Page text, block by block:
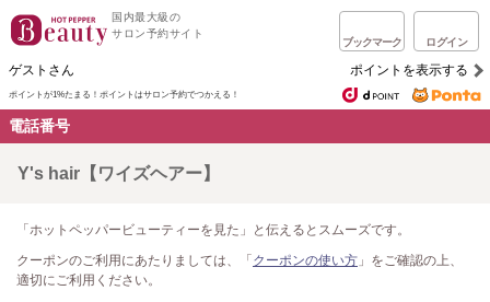
国内最大級の
サロン予約サイト
ブックマーク ログイン
ゲストさん ポイントを表示する
ポイントが1%たまる！ ポイントはサロン予約でつかえる！
電話番号
Y's hair【ワイズヘアー】
「ホットペッパービューティーを見た」と伝えるとスムーズです。
クーポンのご利用にあたりましては、「 クーポンの使い方 」をご確認の上、
適切にご利用ください。